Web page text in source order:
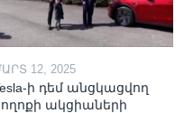
12, 2025
ի դեմ անցկացվող
ակցիաների